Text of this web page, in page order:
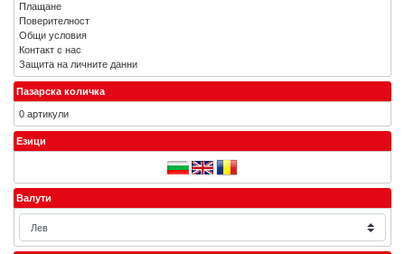
Плащане
Поверителност
Общи условия
Контакт с нас
Защита на личните данни
Пазарска количка
0 артикули
Езици
Валути